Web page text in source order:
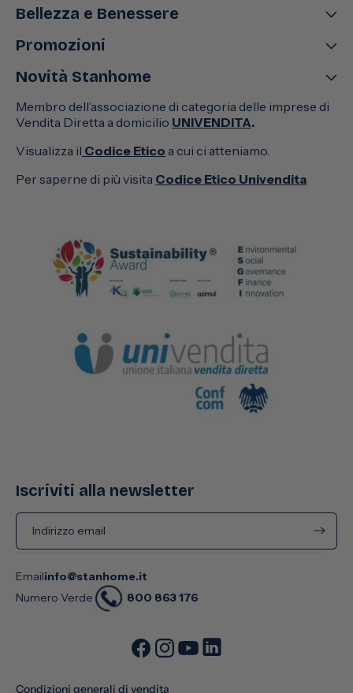
Bellezza e Benessere
Promozioni
Novità Stanhome
Membro dell’associazione di categoria delle imprese di
Vendita Diretta a domicilio UNIVENDITA.
Visualizza il Codice Etico a cui ci atteniamo.
Per saperne di più visita Codice Etico Univendita
Iscriviti alla newsletter
Indirizzo email
Emailinfo@stanhome.it
Numero Verde
800 863 176
Condizioni generali di vendita